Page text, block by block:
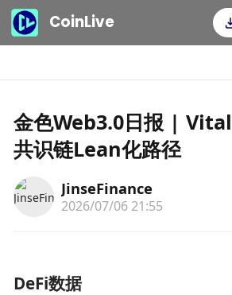
CoinLive
金色Web3.0日报 |
共识链Lean化路径
JinseFinance
2026/07/06 21:55
DeFi数据